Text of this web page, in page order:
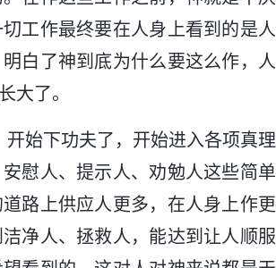
工作最终要在人身上看到的是人
白了神到底为什么要这么作，人
大了。
始下功夫了，开始进入各项真理
慰人、提示人、劝勉人这些简单
路上供应人更多，在人身上作更
净人、拯救人，能达到让人顺服